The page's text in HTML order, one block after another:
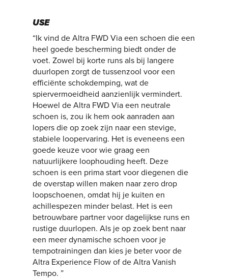
USE
“Ik vind de Altra FWD Via een schoen die een
heel goede bescherming biedt onder de
voet. Zowel bij korte runs als bij langere
duurlopen zorgt de tussenzool voor een
efficiënte schokdemping, wat de
spiervermoeidheid aanzienlijk vermindert.
Hoewel de Altra FWD Via een neutrale
schoen is, zou ik hem ook aanraden aan
lopers die op zoek zijn naar een stevige,
stabiele loopervaring. Het is eveneens een
goede keuze voor wie graag een
natuurlijkere loophouding heeft. Deze
schoen is een prima start voor diegenen die
de overstap willen maken naar zero drop
loopschoenen, omdat hij je kuiten en
achillespezen minder belast. Het is een
betrouwbare partner voor dagelijkse runs en
rustige duurlopen. Als je op zoek bent naar
een meer dynamische schoen voor je
tempotrainingen dan kies je beter voor de
Altra Experience Flow of de Altra Vanish
Tempo. ”